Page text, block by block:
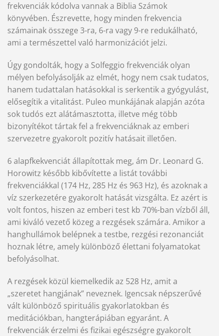
frekvenciák kódolva vannak a Biblia Számok
könyvében. Észrevette, hogy minden frekvencia
számainak összege 3-ra, 6-ra vagy 9-re redukálható,
ami a természettel való harmonizációt jelzi.
Úgy gondolták, hogy a Solfeggio frekvenciák olyan
mélyen befolyásolják az elmét, hogy nem csak tudatos,
hanem tudattalan hatásokkal is serkentik a gyógyulást,
elősegítik a vitalitást. Puleo munkájának alapján azóta
sok tudós ezt alátámasztotta, illetve még több
bizonyítékot tártak fel a frekvenciáknak az emberi
szervezetre gyakorolt pozitív hatásait illetően.
6 alapfkekvenciát állapítottak meg, ám Dr. Leonard G.
Horowitz később kibővítette a listát további
frekvenciákkal (174 Hz, 285 Hz és 963 Hz), és azoknak a
víz szerkezetére gyakorolt hatását vizsgálta. Ez azért is
volt fontos, hiszen az emberi test kb 70%-ban vízből áll,
ami kiváló vezető közeg a rezgések számára. Amikor a
hanghullámok belépnek a testbe, rezgési rezonanciát
hoznak létre, amely különböző élettani folyamatokat
befolyásolhat.
A rezgések közül kiemelkedik az 528 Hz, amit a
„szeretet hangjának” neveznek. Igencsak népszerűvé
vált különböző spirituális gyakorlatokban és
meditációkban, hangterápiában egyaránt. A
frekvenciák érzelmi és fizikai egészségre gyakorolt